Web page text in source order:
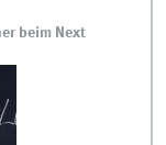
beim Next